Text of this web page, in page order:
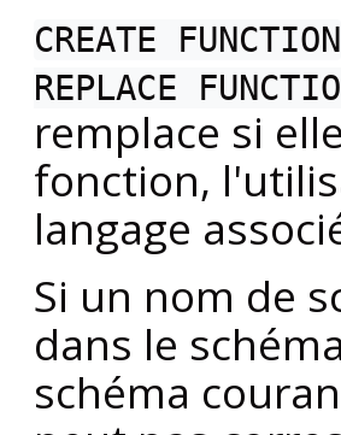
CREATE FUNCTION
REPLACE
remplace si
fonction,
langage
Si un nom de
dans le
schéma